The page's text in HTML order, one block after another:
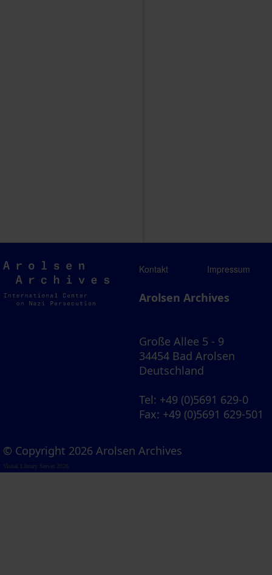
Arolsen
Archives
Kontakt Impressum
Arolsen Archives
Große Allee 5 - 9
34454 Bad Arolsen
Deutschland
Tel: +49 (0)5691 629-0
Fax: +49 (0)5691 629-501
© Copyright 2026 Arolsen Archives
Visual Library Server 2026